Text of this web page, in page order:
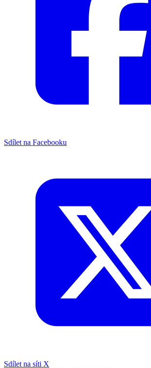
Sdílet na Facebooku
Sdílet na síti X